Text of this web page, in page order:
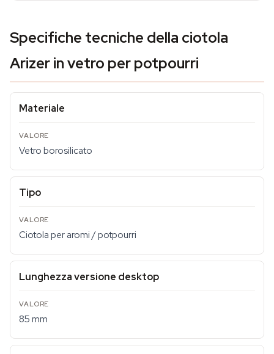
Specifiche tecniche della ciotola
Arizer in vetro per potpourri
Materiale
Vetro borosilicato
Tipo
Ciotola per aromi / potpourri
Lunghezza versione desktop
85 mm